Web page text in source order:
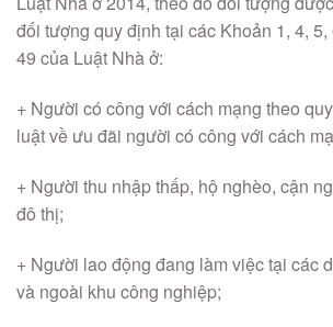
đối tượng quy định tại các Khoản 1, 4,
49 của Luật Nhà ở:
+ Người có công với cách mạng theo
luật về ưu đãi người có công với cách
+ Người thu nhập thấp, hộ nghèo, cận
đô thị;
+ Người lao động đang làm việc tại các
và ngoài khu công nghiệp;